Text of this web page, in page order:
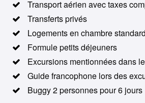
Transport aérien avec taxes
Transferts privés
Logements en chambre standard
Formule petits déjeuners
Excursions mentionnées dans
Guide francophone lors des
Buggy 2 personnes pour 6 jours